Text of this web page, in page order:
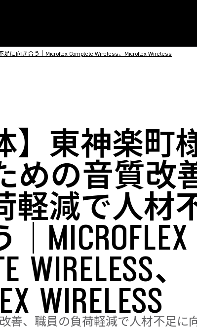
に向き合う｜Microflex Complete Wireless、Microflex Wireless
】東神楽町
めの音質改
軽減で人材
MICROFLEX
WIRELESS、
WIRELESS
善、職員の負荷軽減で人材不足に